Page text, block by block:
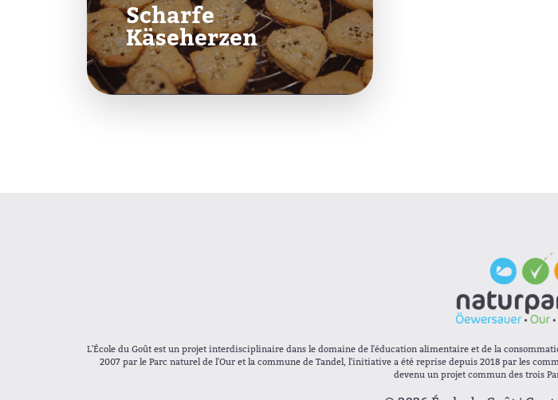
Scharfe
Käseherzen
L'École du Goût est un projet interdisciplinaire dans le domaine de l'éducation alimentaire et de la
2007 par le Parc naturel de l'Our et la commune de Tandel, l'initiative a été reprise depuis 2018 par les
devenu un projet commun des trois